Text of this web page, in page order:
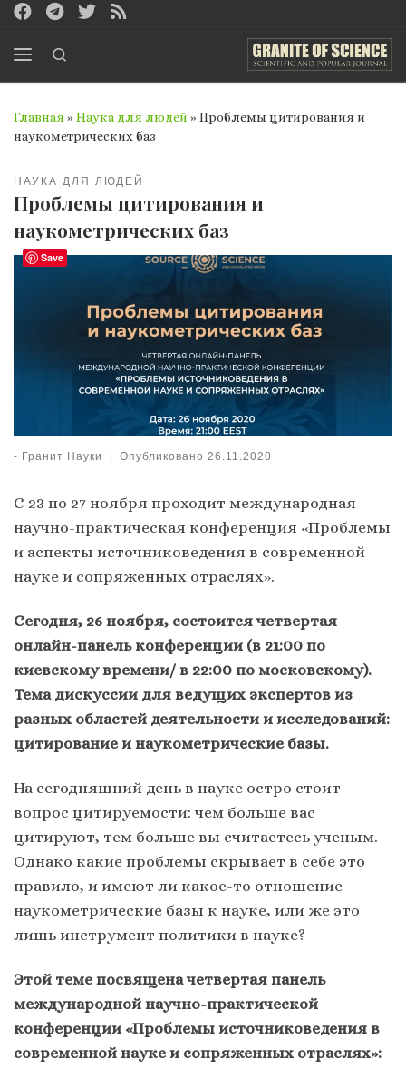
Перейти к содержимому
Главная » Наука для людей » Проблемы цитирования и
наукометрических баз
НАУКА ДЛЯ ЛЮДЕЙ
Проблемы цитирования и
наукометрических баз
- Гранит Науки | Опубликовано 26.11.2020
С 23 по 27 ноября проходит международная
научно-практическая конференция «Проблемы
и аспекты источниковедения в современной
науке и сопряженных отраслях».
Сегодня, 26 ноября, состоится четвертая
онлайн-панель конференции (в 21:00 по
киевскому времени/ в 22:00 по московскому).
Тема дискуссии для ведущих экспертов из
разных областей деятельности и исследований:
цитирование и наукометрические базы.
На сегодняшний день в науке остро стоит
вопрос цитируемости: чем больше вас
цитируют, тем больше вы считаетесь ученым.
Однако какие проблемы скрывает в себе это
правило, и имеют ли какое-то отношение
наукометрические базы к науке, или же это
лишь инструмент политики в науке?
Этой теме посвящена четвертая панель
международной научно-практической
конференции «Проблемы источниковедения в
современной науке и сопряженных отраслях»:
Save